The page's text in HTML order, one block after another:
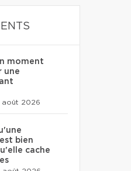
moment
une
août 2026
bien
cache